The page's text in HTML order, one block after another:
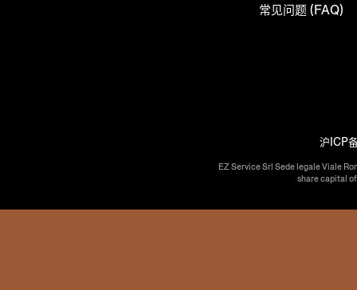
常见问题 (FAQ)
沪ICP
EZ Service Srl Sede legale Viale
share capital